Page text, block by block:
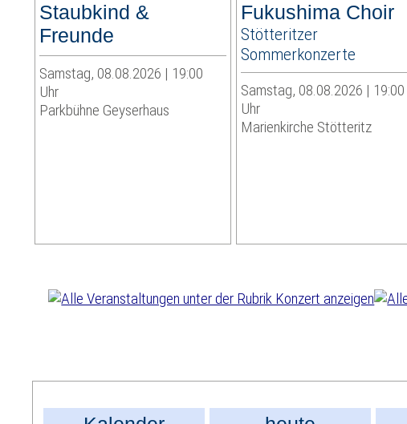
Staubkind &
Freunde
Samstag, 08.08.2026 | 19:00
Uhr
Parkbühne Geyserhaus
Fukushima Choir
Stötteritzer
Sommerkonzerte
Samstag, 08.08.2026 | 19:00
Uhr
Marienkirche Stötteritz